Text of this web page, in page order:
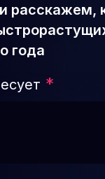
расскажем,
года
*